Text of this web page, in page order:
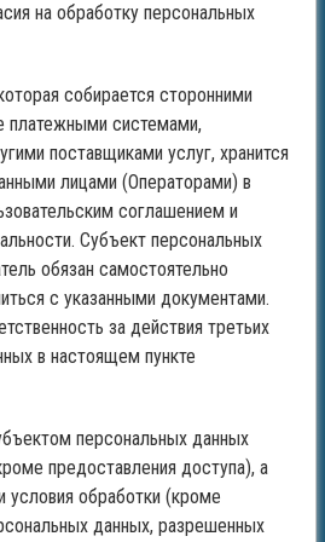
на обработку персональных
собирается сторонними
платежными системами,
поставщиками услуг, хранится
лицами (Операторами) в
соглашением и
Субъект персональных
обязан самостоятельно
с указанными документами.
за действия третьих
в настоящем пункте
персональных данных
предоставления доступа), а
условия обработки (кроме
данных, разрешенных